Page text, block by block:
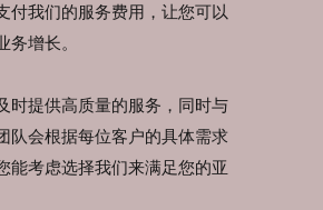
付我们的服务费用，让您可以
增长。
时提供高质量的服务，同时与
队会根据每位客户的具体需求
能考虑选择我们来满足您的亚